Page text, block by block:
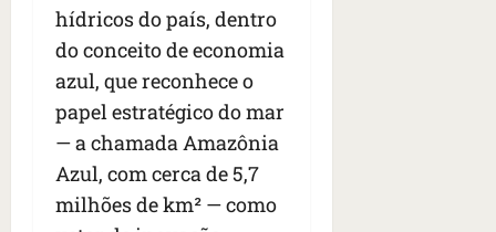
hídricos do país, dentro
do conceito de economia
azul, que reconhece o
papel estratégico do mar
— a chamada Amazônia
Azul, com cerca de 5,7
milhões de km² — como